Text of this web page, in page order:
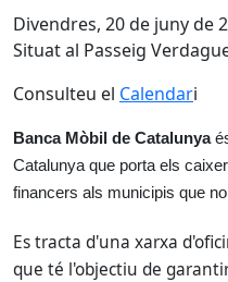
Divendres, 20 de juny de
Situat al Passeig
Consulteu el Calendari
Banca Mòbil de Catalunya
Catalunya que porta els
financers als municipis que
Es tracta d'una xarxa
que té l'objectiu de